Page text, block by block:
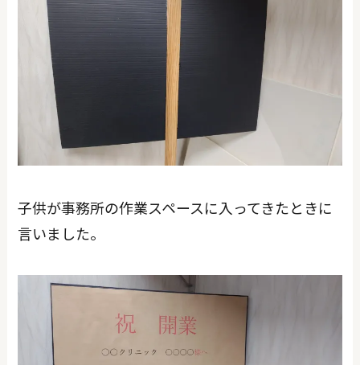
子供が事務所の作業スペースに入ってきたときに
言いました。